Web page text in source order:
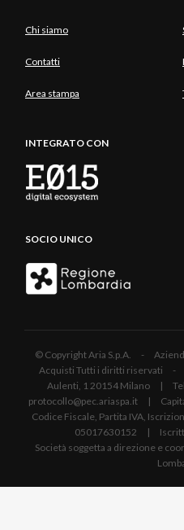
Chi siamo
Contatti
Area stampa
INTEGRATO CON
SOCIO UNICO
© Copyright Aria S.p.A. -
Acquisti Tutti i diritti riservati -
Aulenti, 1 20154 Milano |
protocollo@pec.ariaspa.it |
Codice Fiscale, Partita IVA,
05017630152 | Iscritta
Società soggetta a direzione e